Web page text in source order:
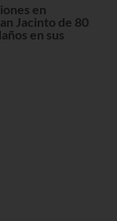
en
Jacinto de 80
en sus